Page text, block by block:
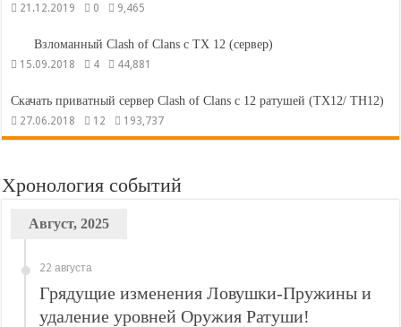
21.12.2019 0 9,465
Взломанный Clash of Clans с ТХ 12 (сервер)
15.09.2018 4 44,881
Скачать приватный сервер Clash of Clans с 12 ратушей (ТХ12/ TH12)
27.06.2018 12 193,737
Хронология событий
Август, 2025
22 августа
Грядущие изменения Ловушки-Пружины и
удаление уровней Оружия Ратуши!